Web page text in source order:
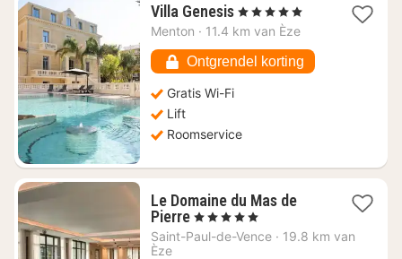
Villa Genesis1
nacht
€
324,05
, 5 Sterren
Menton · 11.4 km van Èze
Ontgrendel korting
Gratis Wi-Fi
Lift
Roomservice
Le Domaine du Mas de
Pierre1
nacht
, 5 Sterren
Saint-Paul-de-Vence · 19.8 km van
Èze